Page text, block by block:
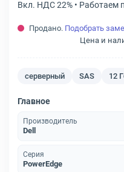
Вкл. НДС 22% • Работаем
Продано. Подобрать
Цена и
серверный SAS 12
Главное
Производитель
Dell
Серия
PowerEdge